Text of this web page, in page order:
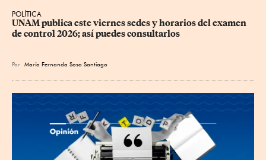
POLÍTICA
UNAM publica este viernes sedes y horarios del examen
de control 2026; así puedes consultarlos
Por María Fernanda Sosa Santiago